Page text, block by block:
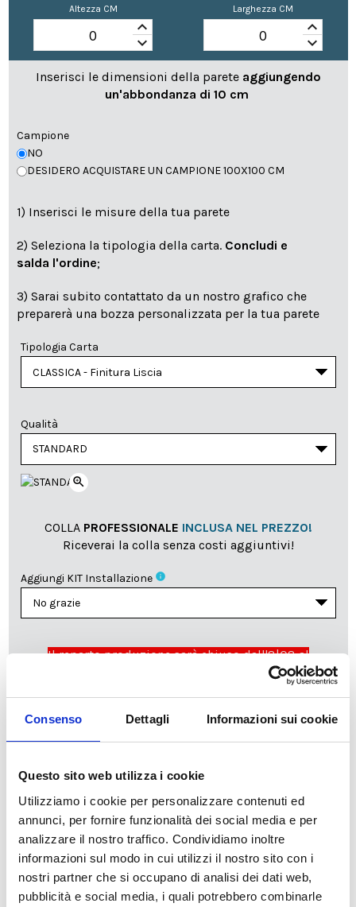
Consenso Dettagli Informazioni sui cookie
Questo sito web utilizza i cookie
Utilizziamo i cookie per personalizzare contenuti ed
annunci, per fornire funzionalità dei social media e per
analizzare il nostro traffico. Condividiamo inoltre
informazioni sul modo in cui utilizzi il nostro sito con i
nostri partner che si occupano di analisi dei dati web,
pubblicità e social media, i quali potrebbero combinarle
Altezza CM
keyboard_arrow_up
keyboard_arrow_down
Larghezza CM
keyboard_arrow_up
keyboard_arrow_down
Inserisci le dimensioni della parete aggiungendo
un'abbondanza di 10 cm
Campione
NO
DESIDERO ACQUISTARE UN CAMPIONE 100X100 CM
1) Inserisci le misure della tua parete
2) Seleziona la tipologia della carta. Concludi e
salda l'ordine;
3) Sarai subito contattato da un nostro grafico che
preparerà una bozza personalizzata per la tua parete
Tipologia Carta
Qualità
zoom_in
COLLA PROFESSIONALE INCLUSA NEL PREZZO!
Riceverai la colla senza costi aggiuntivi!
Aggiungi KIT Installazione info
Il reparto produzione sarà chiuso dall'8|08 al
23|08|2026 pertanto tutti gli ordini effettuati dal 03|08
a partire dal 24|08|2026
spedizione necessari.
Disponibile
34,49 €
Tasse incluse
AGGIUNGI AL CARRELLO